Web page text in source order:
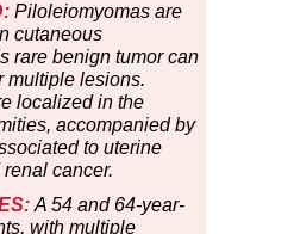
Piloleiomyomas are
cutaneous
rare benign tumor can
multiple lesions.
localized in the
accompanied by
to uterine
cancer.
A 54 and 64-year-
with multiple